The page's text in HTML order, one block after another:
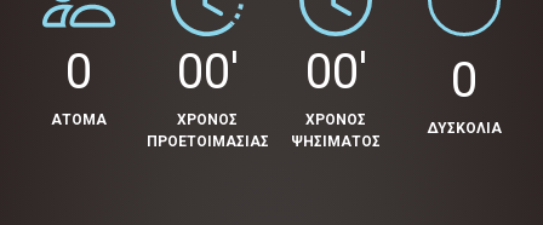
0
ΑΤΟΜΑ
00'
ΧΡΟΝΟΣ
ΠΡΟΕΤΟΙΜΑΣΙΑΣ
00'
ΧΡΟΝΟΣ
ΨΗΣΙΜΑΤΟΣ
0
ΔΥΣΚΟΛΙΑ